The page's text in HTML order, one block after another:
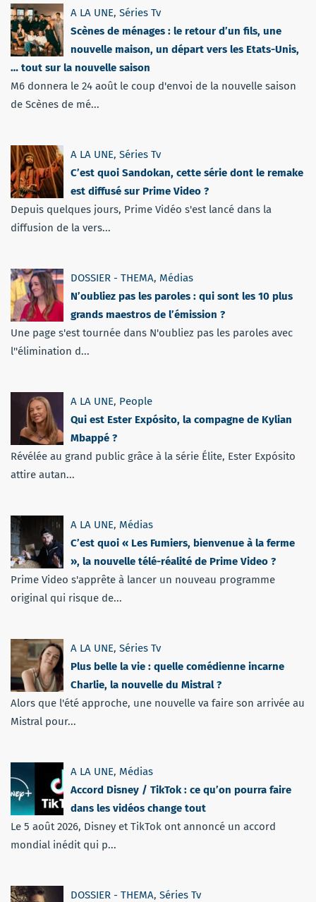
A LA UNE, Séries Tv
Scènes de ménages : le retour d’un fils, une
nouvelle maison, un départ vers les Etats-Unis,
… tout sur la nouvelle saison
M6 donnera le 24 août le coup d'envoi de la nouvelle saison
de Scènes de mé...
A LA UNE, Séries Tv
C’est quoi Sandokan, cette série dont le remake
est diffusé sur Prime Video ?
Depuis quelques jours, Prime Vidéo s'est lancé dans la
diffusion de la vers...
DOSSIER - THEMA, Médias
N’oubliez pas les paroles : qui sont les 10 plus
grands maestros de l’émission ?
Une page s'est tournée dans N'oubliez pas les paroles avec
l''élimination d...
A LA UNE, People
Qui est Ester Expósito, la compagne de Kylian
Mbappé ?
Révélée au grand public grâce à la série Élite, Ester Expósito
attire autan...
A LA UNE, Médias
C’est quoi « Les Fumiers, bienvenue à la ferme
», la nouvelle télé-réalité de Prime Video ?
Prime Video s'apprête à lancer un nouveau programme
original qui risque de...
A LA UNE, Séries Tv
Plus belle la vie : quelle comédienne incarne
Charlie, la nouvelle du Mistral ?
Alors que l'été approche, une nouvelle va faire son arrivée au
Mistral pour...
A LA UNE, Médias
Accord Disney / TikTok : ce qu’on pourra faire
dans les vidéos change tout
Le 5 août 2026, Disney et TikTok ont annoncé un accord
mondial inédit qui p...
DOSSIER - THEMA, Séries Tv